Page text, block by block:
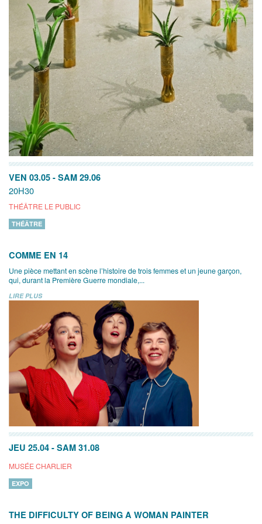
VEN 03.05 - SAM 29.06
20H30
THÉÂTRE LE PUBLIC
THÉÂTRE
COMME EN 14
Une pièce mettant en scène l’histoire de trois femmes et un jeune garçon,
qui, durant la Première Guerre mondiale,...
LIRE PLUS
JEU 25.04 - SAM 31.08
MUSÉE CHARLIER
EXPO
THE DIFFICULTY OF BEING A WOMAN PAINTER